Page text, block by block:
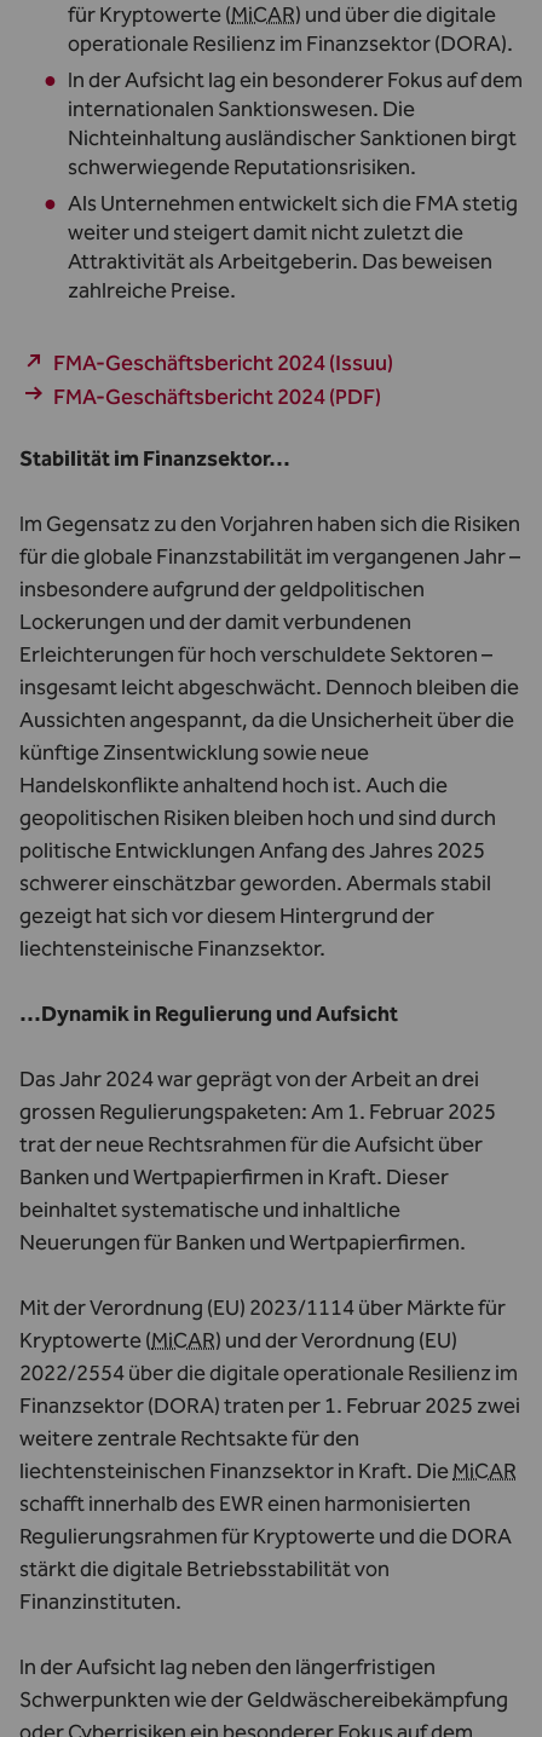
für Kryptowerte (MiCAR) und über die digitale
operationale Resilienz im Finanzsektor (DORA).
In der Aufsicht lag ein besonderer Fokus auf dem
internationalen Sanktionswesen. Die
Nichteinhaltung ausländischer Sanktionen birgt
schwerwiegende Reputationsrisiken.
Als Unternehmen entwickelt sich die FMA stetig
weiter und steigert damit nicht zuletzt die
Attraktivität als Arbeitgeberin. Das beweisen
zahlreiche Preise.
FMA-Geschäftsbericht 2024 (Issuu)
FMA-Geschäftsbericht 2024 (PDF)
Stabilität im Finanzsektor…
Im Gegensatz zu den Vorjahren haben sich die Risiken
für die globale Finanzstabilität im vergangenen Jahr –
insbesondere aufgrund der geldpolitischen
Lockerungen und der damit verbundenen
Erleichterungen für hoch verschuldete Sektoren –
insgesamt leicht abgeschwächt. Dennoch bleiben die
Aussichten angespannt, da die Unsicherheit über die
künftige Zinsentwicklung sowie neue
Handelskonflikte anhaltend hoch ist. Auch die
geopolitischen Risiken bleiben hoch und sind durch
politische Entwicklungen Anfang des Jahres 2025
schwerer einschätzbar geworden. Abermals stabil
gezeigt hat sich vor diesem Hintergrund der
liechtensteinische Finanzsektor.
…Dynamik in Regulierung und Aufsicht
Das Jahr 2024 war geprägt von der Arbeit an drei
grossen Regulierungspaketen: Am 1. Februar 2025
trat der neue Rechtsrahmen für die Aufsicht über
Banken und Wertpapierfirmen in Kraft. Dieser
beinhaltet systematische und inhaltliche
Neuerungen für Banken und Wertpapierfirmen.
Mit der Verordnung (EU) 2023/1114 über Märkte für
Kryptowerte (MiCAR) und der Verordnung (EU)
2022/2554 über die digitale operationale Resilienz im
Finanzsektor (DORA) traten per 1. Februar 2025 zwei
weitere zentrale Rechtsakte für den
liechtensteinischen Finanzsektor in Kraft. DieMiCAR
schafft innerhalb des EWR einen harmonisierten
Regulierungsrahmen für Kryptowerte und die DORA
stärkt die digitale Betriebsstabilität von
Finanzinstituten.
In der Aufsicht lag neben den längerfristigen
Schwerpunkten wie der Geldwäschereibekämpfung